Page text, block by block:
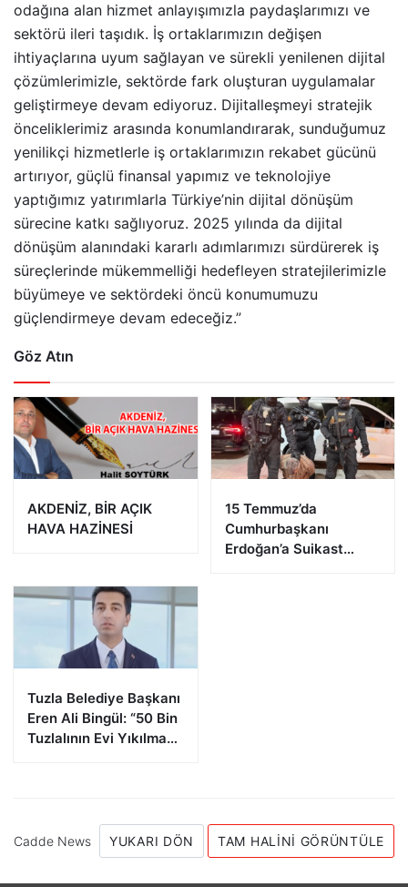
odağına alan hizmet anlayışımızla paydaşlarımızı ve
sektörü ileri taşıdık. İş ortaklarımızın değişen
ihtiyaçlarına uyum sağlayan ve sürekli yenilenen dijital
çözümlerimizle, sektörde fark oluşturan uygulamalar
geliştirmeye devam ediyoruz. Dijitalleşmeyi stratejik
önceliklerimiz arasında konumlandırarak, sunduğumuz
yenilikçi hizmetlerle iş ortaklarımızın rekabet gücünü
artırıyor, güçlü finansal yapımız ve teknolojiye
yaptığımız yatırımlarla Türkiye’nin dijital dönüşüm
sürecine katkı sağlıyoruz. 2025 yılında da dijital
dönüşüm alanındaki kararlı adımlarımızı sürdürerek iş
süreçlerinde mükemmelliği hedefleyen stratejilerimizle
büyümeye ve sektördeki öncü konumumuzu
güçlendirmeye devam edeceğiz.”
Göz Atın
AKDENİZ, BİR AÇIK
HAVA HAZİNESİ
15 Temmuz’da
Cumhurbaşkanı
Erdoğan’a Suikast
Tuzla Belediye Başkanı
Eren Ali Bingül: “50 Bin
Tuzlalının Evi Yıkılma
Cadde News YUKARI DÖN TAM HALINI GÖRÜNTÜLE